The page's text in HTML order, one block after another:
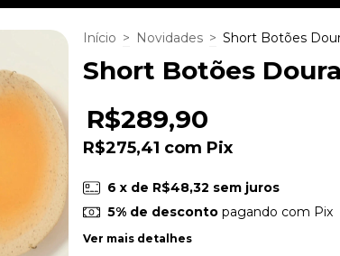
Início > Novidades > Short Botões
Short Botões
R$289,90
R$275,41 com Pix
6 x de R$48,32 sem juros
5% de descontopagando com Pix
Ver mais detalhes